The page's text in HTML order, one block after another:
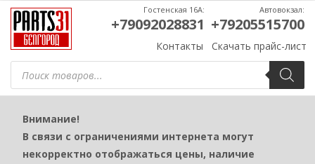
Поиск
товаров
Контакты Скачать прайс-лист
Гостенская 16А:
+79092028831
Автовокзал:
+79205515700
Внимание!
В связи с ограничениями интернета могут
некорректно отображаться цены, наличие